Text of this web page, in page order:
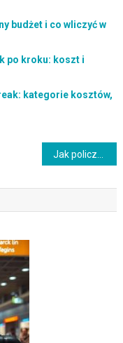
budżet i co wliczyć w
po kroku: koszt i
kategorie kosztów,